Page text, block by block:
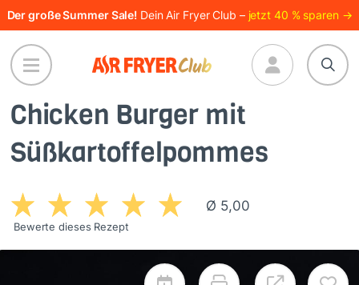
Direkt
zum
Inhalt
Der große Summer Sale! Dein Air Fryer Club – jetzt 40 % sparen →
Chicken Burger mit
Süßkartoffelpommes
Ø 5,00
Bewerte dieses Rezept